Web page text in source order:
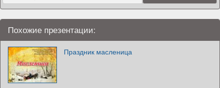
Похожие презентации:
Праздник масленица